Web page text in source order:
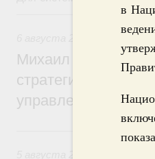
в
Михаил Мишустин
стратегической
управления